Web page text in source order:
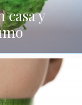
casa y